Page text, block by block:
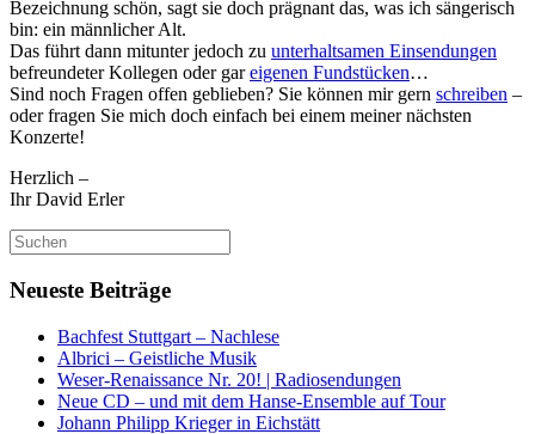
Bezeichnung schön, sagt sie doch prägnant das, was ich sängerisch
bin: ein männlicher Alt.
Das führt dann mitunter jedoch zu unterhaltsamen Einsendungen
befreundeter Kollegen oder gareigenen Fundstücken…
Sind noch Fragen offen geblieben? Sie können mir gern schreiben –
oder fragen Sie mich doch einfach bei einem meiner nächsten
Konzerte!
Herzlich –
Ihr David Erler
Suchen
nach:
Neueste Beiträge
Bachfest Stuttgart – Nachlese
Albrici – Geistliche Musik
Weser-Renaissance Nr. 20! | Radiosendungen
Neue CD – und mit dem Hanse-Ensemble auf Tour
Johann Philipp Krieger in Eichstätt